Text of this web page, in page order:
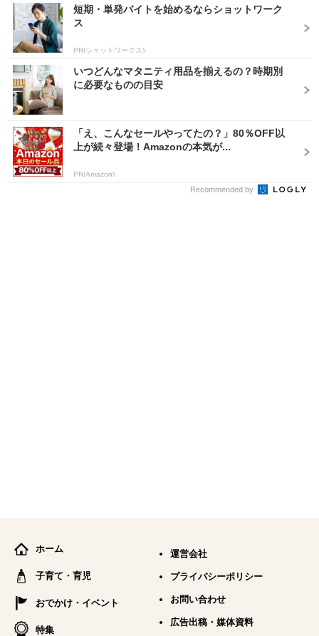
短期・単発バイトを始めるならショットワーク
ス
PR(ショットワークス)
いつどんなマタニティ用品を揃えるの？時期別
に必要なものの目安
「え、こんなセールやってたの？」80％OFF以
上が続々登場！Amazonの本気が...
PR(Amazon)
Recommended by
ホーム
子育て・育児
おでかけ・イベント
特集
運営会社
プライバシーポリシー
お問い合わせ
広告出稿・媒体資料